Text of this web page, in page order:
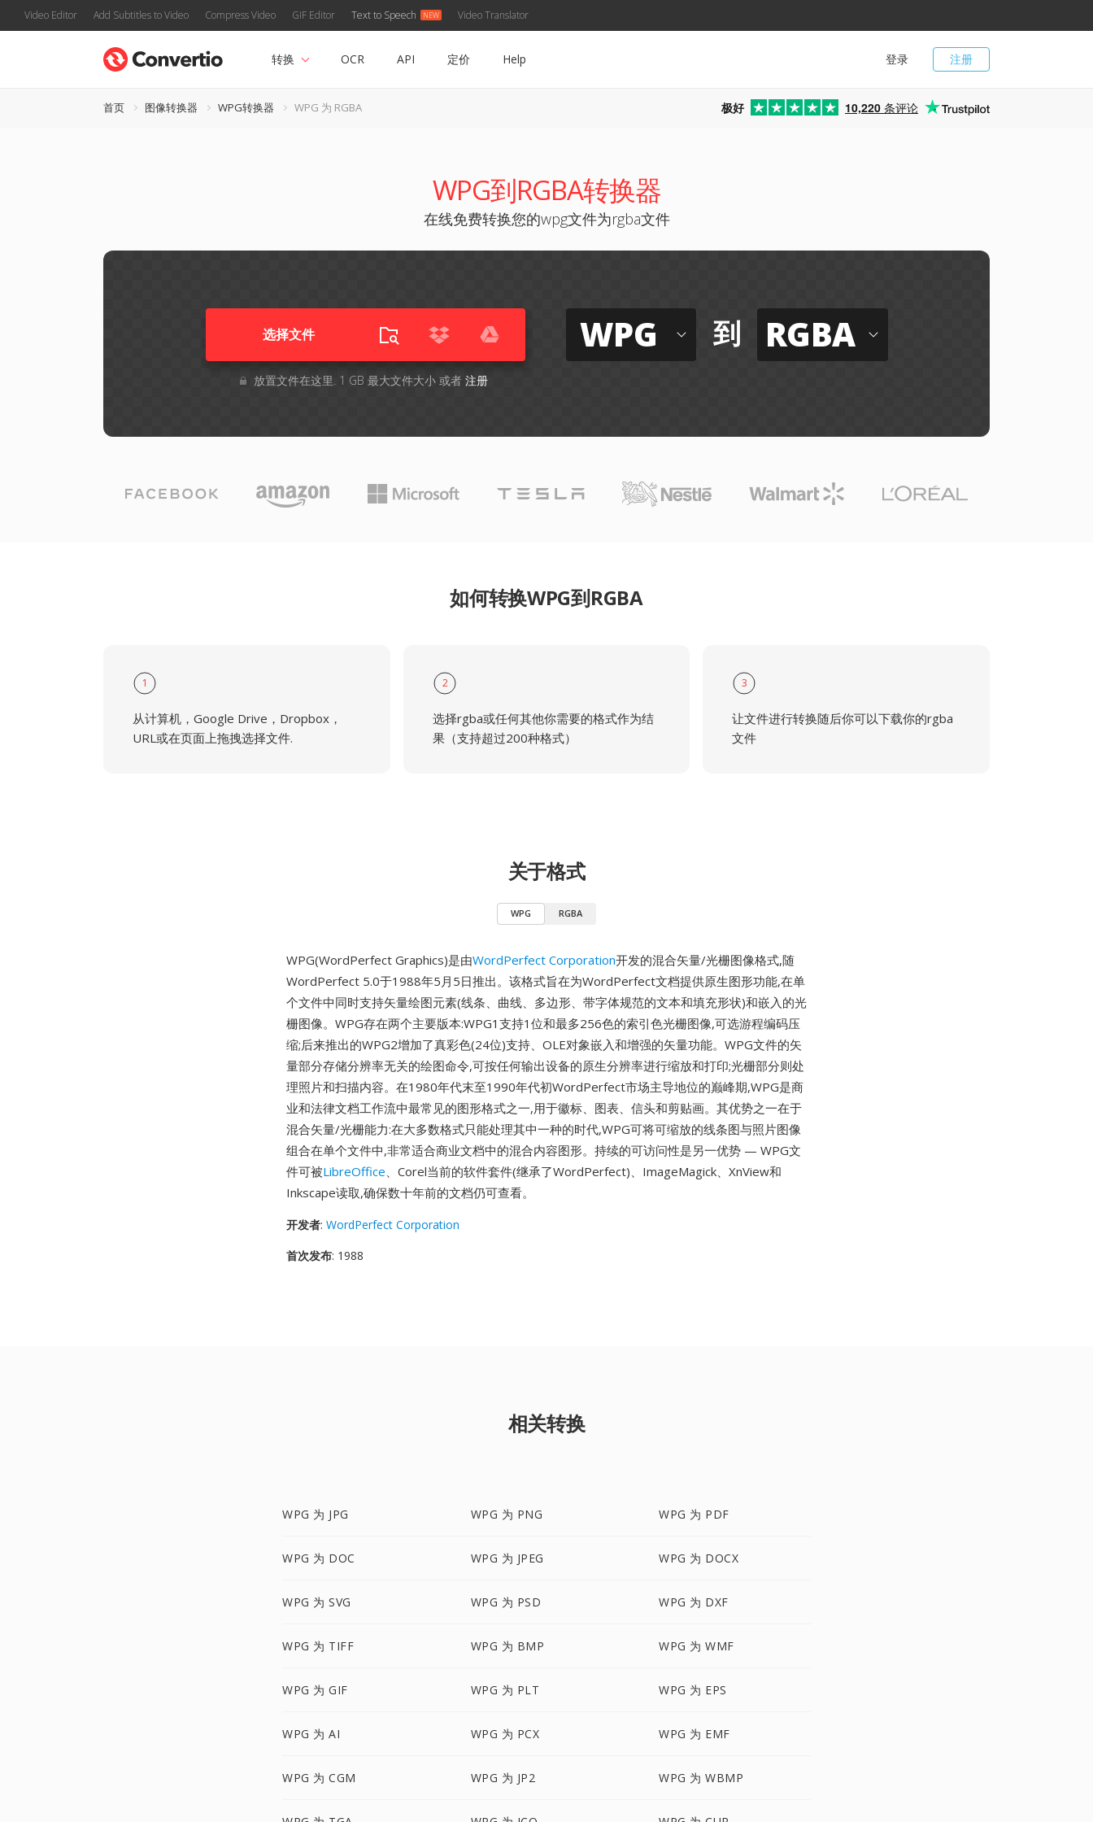
Video Editor Add Subtitles to Video Compress Video GIF Editor Text to Speech Video Translator
注册
登录
转换 OCR API 定价 Help
首页 图像转换器 WPG转换器 WPG 为 RGBA 极好 10,220 条评论
WPG到RGBA转换器
在线免费转换您的wpg文件为rgba文件
选择文件
放置文件在这里. 1 GB 最大文件大小 或者 注册
WPG 到 RGBA
如何转换WPG到RGBA
1
从计算机，Google Drive，Dropbox，
URL或在页面上拖拽选择文件.
2
选择rgba或任何其他你需要的格式作为结
果（支持超过200种格式）
3
让文件进行转换随后你可以下载你的rgba
文件
关于格式
WPG RGBA
WPG(WordPerfect Graphics)是由WordPerfect Corporation开发的混合矢量/光栅图像格式,随
WordPerfect 5.0于1988年5月5日推出。该格式旨在为WordPerfect文档提供原生图形功能,在单
个文件中同时支持矢量绘图元素(线条、曲线、多边形、带字体规范的文本和填充形状)和嵌入的光
栅图像。WPG存在两个主要版本:WPG1支持1位和最多256色的索引色光栅图像,可选游程编码压
缩;后来推出的WPG2增加了真彩色(24位)支持、OLE对象嵌入和增强的矢量功能。WPG文件的矢
量部分存储分辨率无关的绘图命令,可按任何输出设备的原生分辨率进行缩放和打印;光栅部分则处
理照片和扫描内容。在1980年代末至1990年代初WordPerfect市场主导地位的巅峰期,WPG是商
业和法律文档工作流中最常见的图形格式之一,用于徽标、图表、信头和剪贴画。其优势之一在于
混合矢量/光栅能力:在大多数格式只能处理其中一种的时代,WPG可将可缩放的线条图与照片图像
组合在单个文件中,非常适合商业文档中的混合内容图形。持续的可访问性是另一优势 — WPG文
件可被LibreOffice、Corel当前的软件套件(继承了WordPerfect)、ImageMagick、XnView和
Inkscape读取,确保数十年前的文档仍可查看。
开发者: WordPerfect Corporation
首次发布: 1988
相关转换
WPG 为 JPG WPG 为 PNG WPG 为 PDF
WPG 为 DOC WPG 为 JPEG WPG 为 DOCX
WPG 为 SVG WPG 为 PSD WPG 为 DXF
WPG 为 TIFF WPG 为 BMP WPG 为 WMF
WPG 为 GIF WPG 为 PLT WPG 为 EPS
WPG 为 AI WPG 为 PCX WPG 为 EMF
WPG 为 CGM WPG 为 JP2 WPG 为 WBMP